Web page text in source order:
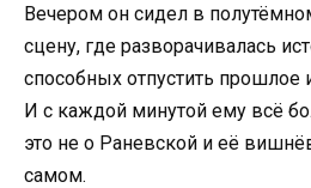
Вечером он сидел в
сцену, где разворачивалась
способных отпустить прошлое
И с каждой минутой ему всё
это не о Раневской и её
самом.